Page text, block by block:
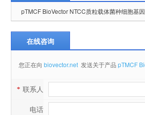
pTMCF BioVector NTCC质粒载体菌种细胞基
在线咨询
您正在向 biovector.net 发送关于产品 pTMCF
* 联系人
电话